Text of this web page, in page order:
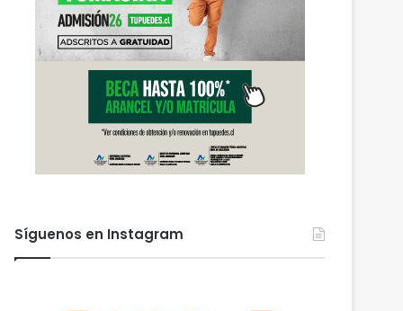
Síguenos en Instagram